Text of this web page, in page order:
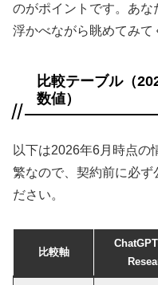
のがポイントです。あ
浮かべながら眺めてみて
比較テーブル（
数値）
以下は2026年6月時点の
繁なので、契約前に必ず
ださい。
比較軸